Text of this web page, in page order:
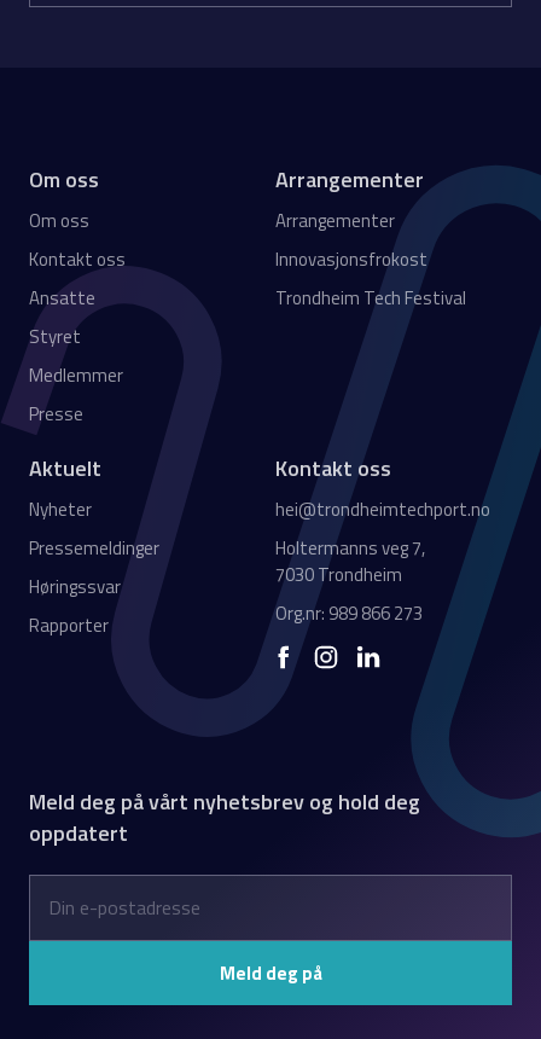
Om oss
Om oss
Kontakt oss
Ansatte
Styret
Medlemmer
Presse
Arrangementer
Arrangementer
Innovasjonsfrokost
Trondheim Tech Festival
Aktuelt
Nyheter
Pressemeldinger
Høringssvar
Rapporter
Kontakt oss
hei@trondheimtechport.no
Holtermanns veg 7,
7030 Trondheim
Org.nr: 989 866 273
Meld deg på vårt nyhetsbrev og hold deg
oppdatert